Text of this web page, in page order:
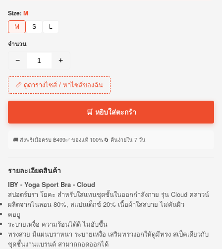
Size: M
M S L
จำนวน
− +
📏 ดูตารางไซส์ / หาไซส์ของฉัน
🛒 หยิบใส่ตะกร้า
🚚 ส่งฟรีเมื่อครบ ฿499✅ ของแท้ 100%🔄 คืนง่ายใน 7 วัน
รายละเอียดสินค้า
IBY - Yoga Sport Bra - Cloud
สปอตร์บรา โยคะ สำหรับใส่แทนชุดชั้นในออกกำลังกาย รุ่น Cloud คลาวน์
ผลิตจากไนลอน 80%, สแปนเด็กซ์ 20% เนื้อผ้าใส่สบาย ไม่คันผิว
คอยู
ระบายเหงื่อ ความร้อนได้ดี ไม่อับชื้น
ทรงสวย มีแผ่นบราหนา ระบายเหงื่อ เสริมทรวงอกให้ดูมีทรง สเป็คเดียวกับ
ชุดชั้นงานแบรนด์ สามาถถอดออกได้